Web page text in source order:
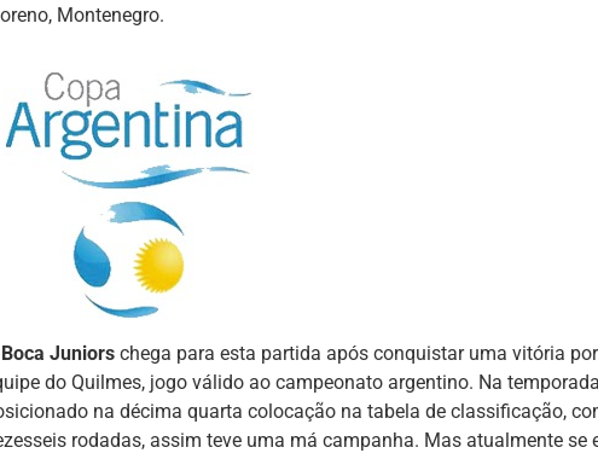
Montenegro.
Boca Juniors chega para esta partida após conquistar uma vitória
do Quilmes, jogo válido ao campeonato argentino. Na
na décima quarta colocação na tabela de classificação,
rodadas, assim teve uma má campanha. Mas atualmente se